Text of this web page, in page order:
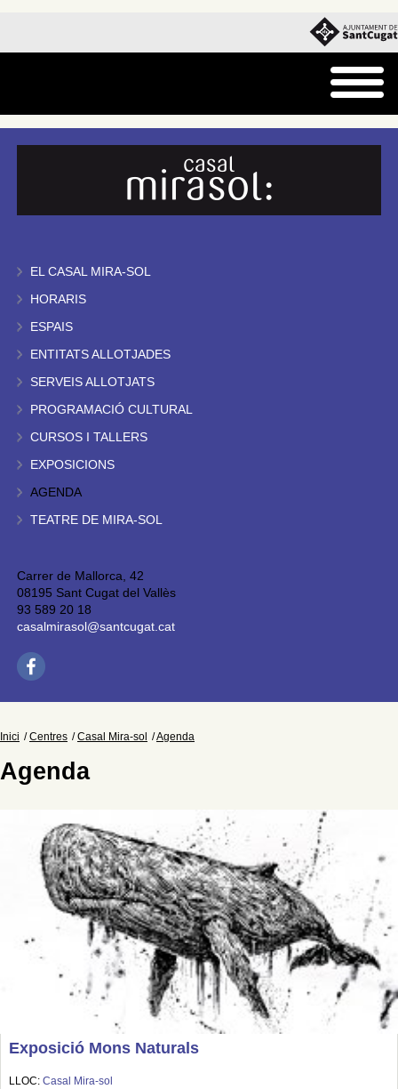
EL CASAL MIRA-SOL
HORARIS
ESPAIS
ENTITATS ALLOTJADES
SERVEIS ALLOTJATS
PROGRAMACIÓ CULTURAL
CURSOS I TALLERS
EXPOSICIONS
AGENDA
TEATRE DE MIRA-SOL
Carrer de Mallorca, 42
08195 Sant Cugat del Vallès
93 589 20 18
casalmirasol@santcugat.cat
Inici Centres Casal Mira-sol Agenda
Agenda
Exposició Mons Naturals
LLOC: Casal Mira-sol